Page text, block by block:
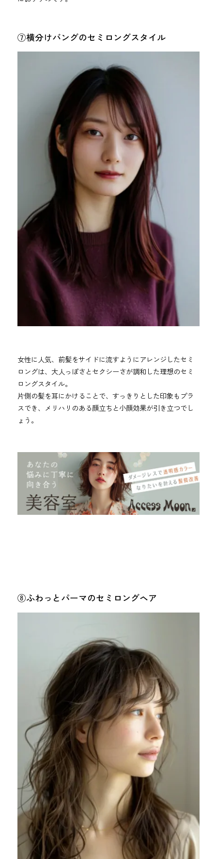
⑦横分けバングのセミロングスタイル
女性に人気、前髪をサイドに流すようにアレンジしたセミ
ロングは、大人っぽさとセクシーさが調和した理想のセミ
ロングスタイル。
片側の髪を耳にかけることで、すっきりとした印象もプラ
スでき、メリハリのある顔立ちと小顔効果が引き立つでし
ょう。
⑧ふわっとパーマのセミロングヘア